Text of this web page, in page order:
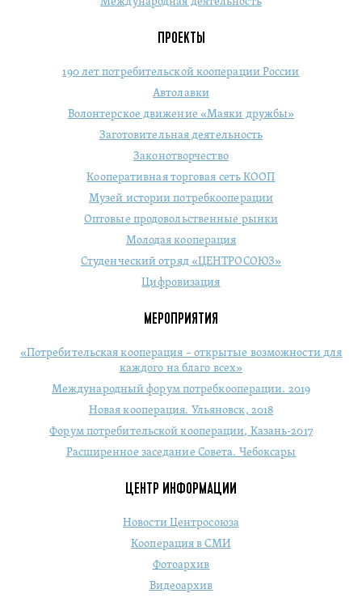
ПРОЕКТЫ
190 лет потребительской кооперации России
Автолавки
Волонтерское движение «Маяки дружбы»
Заготовительная деятельность
Законотворчество
Кооперативная торговая сеть КООП
Музей истории потребкооперации
Оптовые продовольственные рынки
Молодая кооперация
Студенческий отряд «ЦЕНТРОСОЮЗ»
Цифровизация
МЕРОПРИЯТИЯ
«Потребительская кооперация – открытые возможности для
каждого на благо всех»
Международный форум потребкооперации. 2019
Новая кооперация. Ульяновск, 2018
Форум потребительской кооперации, Казань-2017
Расширенное заседание Совета. Чебоксары
ЦЕНТР ИНФОРМАЦИИ
Новости Центросоюза
Кооперация в СМИ
Фотоархив
Видеоархив